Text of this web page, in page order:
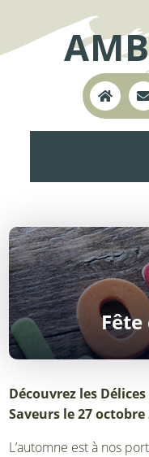
 
Fête
Découvrez les
Saveurs le 27 octobre
L’automne est à nos